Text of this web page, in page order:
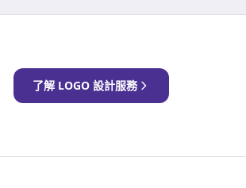
了解 LOGO 設計服務